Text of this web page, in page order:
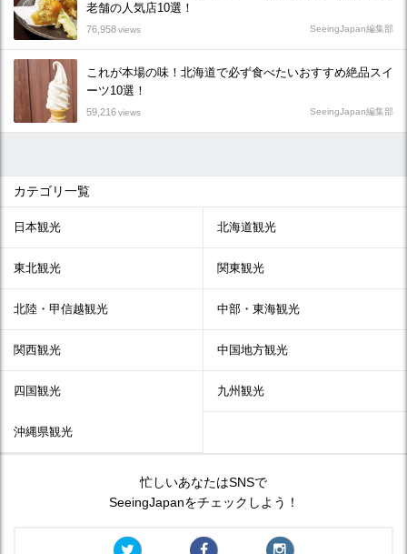
老舗の人気店10選！
76,958views SeeingJapan編集部
これが本場の味！北海道で必ず食べたいおすすめ絶品スイ
ーツ10選！
59,216views SeeingJapan編集部
カテゴリ一覧
日本観光 北海道観光
東北観光 関東観光
北陸・甲信越観光 中部・東海観光
関西観光 中国地方観光
四国観光 九州観光
沖縄県観光
忙しいあなたはSNSで
SeeingJapanをチェックしよう！